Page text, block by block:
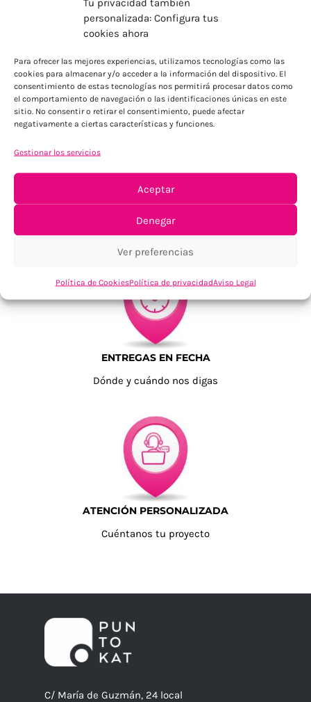
personalizada: Configura tus
cookies ahora
Para ofrecer las mejores experiencias, utilizamos tecnologías como las
cookies para almacenar y/o acceder a la información del dispositivo. El
consentimiento de estas tecnologías nos permitirá procesar datos como
el comportamiento de navegación o las identificaciones únicas en este
sitio. No consentir o retirar el consentimiento, puede afectar
negativamente a ciertas características y funciones.
Gestionar los servicios
Aceptar
Denegar
Ver preferencias
Política de CookiesPolítica de privacidadAviso Legal
Para Península, resto consultar
TU SATISFACCIÓN = LA NUESTRA
Tu confianza, nuestro objetivo
ENTREGAS EN FECHA
Dónde y cuándo nos digas
ATENCIÓN PERSONALIZADA
Cuéntanos tu proyecto
C/ María de Guzmán, 24 local